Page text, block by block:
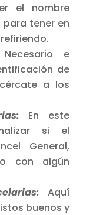
el nombre
tener en
Necesario e
de
a los
En este
si el
General,
o con algún
Aquí
buenos y